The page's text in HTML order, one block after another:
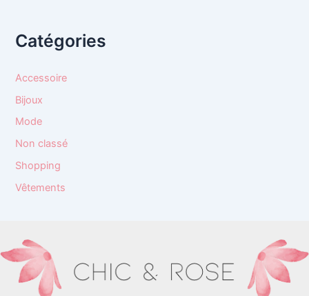
Catégories
Accessoire
Bijoux
Mode
Non classé
Shopping
Vêtements